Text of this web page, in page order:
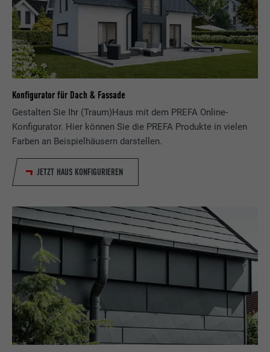
Konfigurator für Dach & Fassade
Gestalten Sie Ihr (Traum)Haus mit dem PREFA Online-
Konfigurator. Hier können Sie die PREFA Produkte in vielen
Farben an Beispielhäusern darstellen.
JETZT HAUS KONFIGURIEREN
Name
Anbieter Google Optimize
Laufzeit 90 Tage
Zweck
Wird testweise gesetzt, um zu prüfen, ob
der Browser das Setzen von Cookies
erlaubt. Enthält keine
Identifikationsmerkmale.
Zweck
Speichert die vom Benutzer ausgewählte
Sprach version einer Webseite.
Name
Anbieter
Laufzeit Sitzung
Zweck
Eingestellt von LinkedIn, wenn eine
Webseite ein eingebettetes "Folgen Sie
uns"-Fenster enthält.
Name bcookie
Anbieter
Laufzeit 2 Jahre
Zweck
Verwendet vom Social-Networking-Dienst
LinkedIn für die Verfolgung der
Verwendung von eingebetteten
Dienstleistungen.